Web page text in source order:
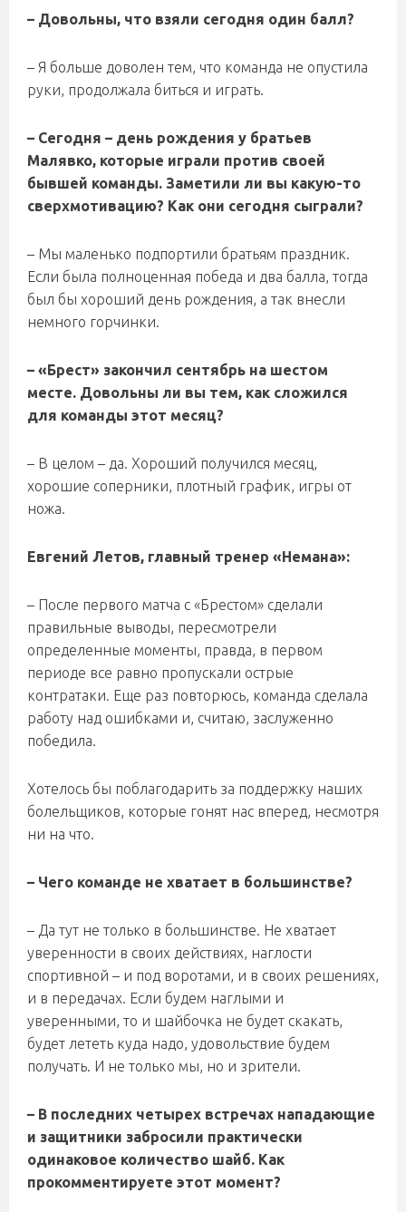
– Довольны, что взяли сегодня один балл?
– Я больше доволен тем, что команда не опустила
руки, продолжала биться и играть.
– Сегодня – день рождения у братьев
Малявко, которые играли против своей
бывшей команды. Заметили ли вы какую-то
сверхмотивацию? Как они сегодня сыграли?
– Мы маленько подпортили братьям праздник.
Если была полноценная победа и два балла, тогда
был бы хороший день рождения, а так внесли
немного горчинки.
– «Брест» закончил сентябрь на шестом
месте. Довольны ли вы тем, как сложился
для команды этот месяц?
– В целом – да. Хороший получился месяц,
хорошие соперники, плотный график, игры от
ножа.
Евгений Летов, главный тренер «Немана»:
– После первого матча с «Брестом» сделали
правильные выводы, пересмотрели
определенные моменты, правда, в первом
периоде все равно пропускали острые
контратаки. Еще раз повторюсь, команда сделала
работу над ошибками и, считаю, заслуженно
победила.
Хотелось бы поблагодарить за поддержку наших
болельщиков, которые гонят нас вперед, несмотря
ни на что.
– Чего команде не хватает в большинстве?
– Да тут не только в большинстве. Не хватает
уверенности в своих действиях, наглости
спортивной – и под воротами, и в своих решениях,
и в передачах. Если будем наглыми и
уверенными, то и шайбочка не будет скакать,
будет лететь куда надо, удовольствие будем
получать. И не только мы, но и зрители.
– В последних четырех встречах нападающие
и защитники забросили практически
одинаковое количество шайб. Как
прокомментируете этот момент?